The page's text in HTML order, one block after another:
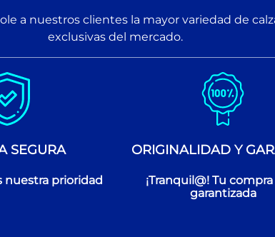
a nuestros clientes la mayor variedad de
exclusivas del mercado.
SEGURA
nuestra prioridad
ORIGINALIDAD Y
¡Tranquil@! Tu
garantizada